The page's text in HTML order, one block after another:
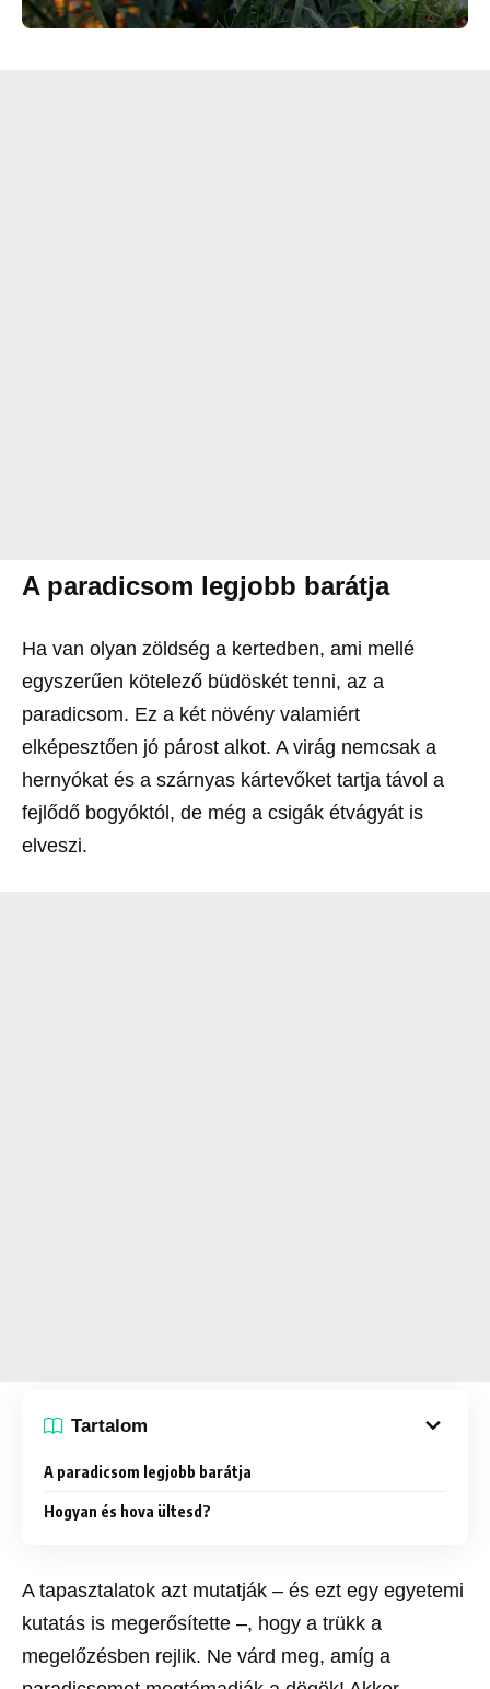
A paradicsom legjobb barátja
Ha van olyan zöldség a kertedben, ami mellé
egyszerűen kötelező büdöskét tenni, az a
paradicsom. Ez a két növény valamiért
elképesztően jó párost alkot. A virág nemcsak a
hernyókat és a szárnyas kártevőket tartja távol a
fejlődő bogyóktól, de még a csigák étvágyát is
elveszi.
Tartalom
A paradicsom legjobb barátja
Hogyan és hova ültesd?
A tapasztalatok azt mutatják – és ezt egy egyetemi
kutatás is megerősítette –, hogy a trükk a
megelőzésben rejlik. Ne várd meg, amíg a